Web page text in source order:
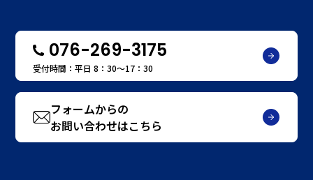
076-269-3175
受付時間：平日 8：30〜17：30
フォームからの
お問い合わせはこちら